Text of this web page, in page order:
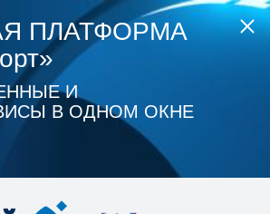
ПЛАТФОРМА
И
В ОДНОМ ОКНЕ